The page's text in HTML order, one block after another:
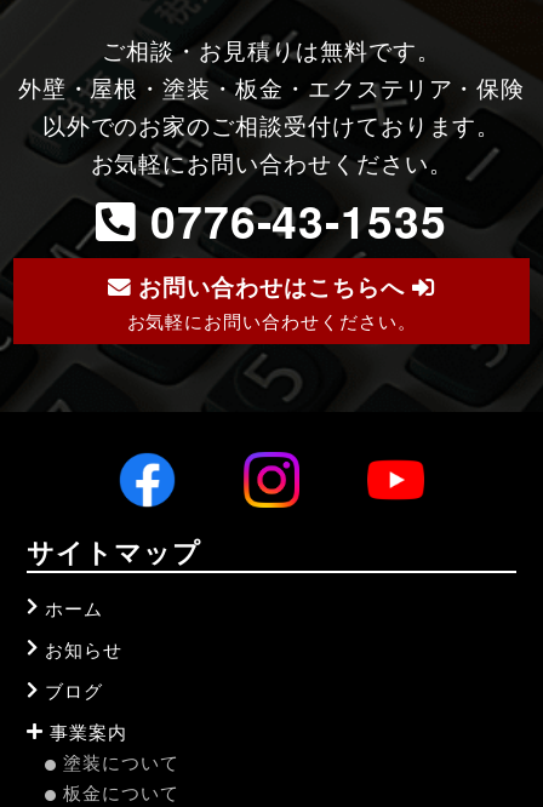
ご相談・お見積りは無料です。
外壁・屋根・塗装・板金・エクステリア・保険
以外でのお家のご相談受付けております。
お気軽にお問い合わせください。
0776-43-1535
お問い合わせはこちらへ
お気軽にお問い合わせください。
サイトマップ
ホーム
お知らせ
ブログ
事業案内
塗装について
板金について